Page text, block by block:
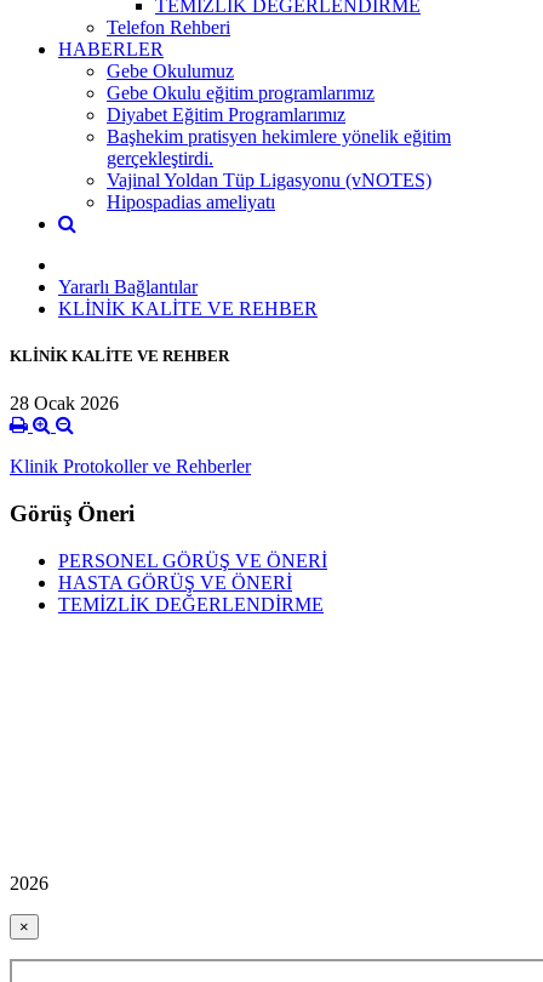
TEMİZLİK DEĞERLENDİRME
Telefon Rehberi
HABERLER
Gebe Okulumuz
Gebe Okulu eğitim programlarımız
Diyabet Eğitim Programlarımız
Başhekim pratisyen hekimlere yönelik eğitim
gerçekleştirdi.
Vajinal Yoldan Tüp Ligasyonu (vNOTES)
Hipospadias ameliyatı
Yararlı Bağlantılar
KLİNİK KALİTE VE REHBER
KLİNİK KALİTE VE REHBER
28 Ocak 2026
Klinik Protokoller ve Rehberler
Görüş Öneri
PERSONEL GÖRÜŞ VE ÖNERİ
HASTA GÖRÜŞ VE ÖNERİ
TEMİZLİK DEĞERLENDİRME
2026
×